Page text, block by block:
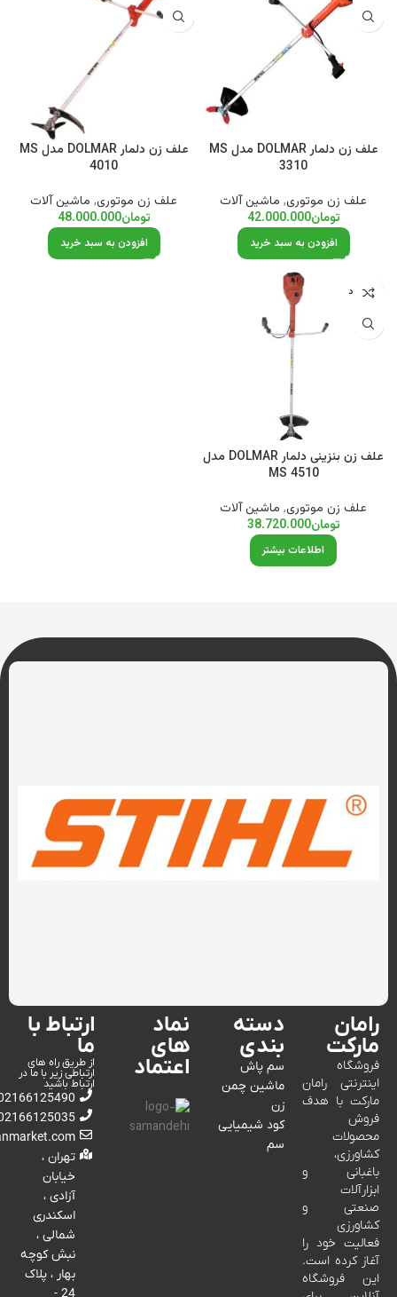
علف زن دلمار DOLMAR مدل MS
3310
علف زن موتوری, ماشین آلات
تومان42.000.000
افزودن به سبد خرید
علف زن دلمار DOLMAR مدل MS
4010
علف زن موتوری, ماشین آلات
تومان48.000.000
افزودن به سبد خرید
ناموجود
علف زن بنزینی دلمار DOLMAR مدل
MS 4510
علف زن موتوری, ماشین آلات
تومان38.720.000
اطلاعات بیشتر
رامان
مارکت
فروشگاه
اینترنتی رامان
مارکت با هدف
فروش
محصولات
کشاورزی،
باغبانی و
ابزارآلات
صنعتی و
کشاورزی
فعالیت خود را
آغاز کرده است.
این فروشگاه
دسته
بندی
سم پاش
ماشین چمن
زن
کود شیمیایی
سم
نماد
های
اعتماد
ارتباط با
ما
از طریق راه های
ارتباطی زیر با ما در
ارتباط باشید
تهران ،
خیابان
آزادی ،
اسکندری
شمالی ،
نبش کوچه
بهار ، پلاک
24 -